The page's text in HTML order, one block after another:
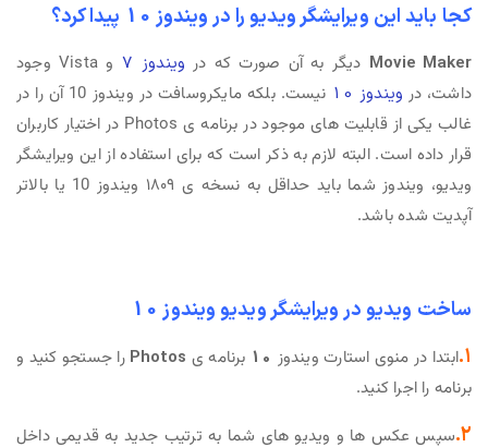
کجا باید این ویرایشگر ویدیو را در ویندوز 10 پیدا کرد؟
Movie Maker دیگر به آن صورت که در ویندوز 7
و Vista وجود
داشت، در ویندوز 10
نیست. بلکه مایکروسافت در ویندوز 10 آن را در
غالب یکی از قابلیت های موجود در برنامه ی Photos در اختیار کاربران
قرار داده است. البته لازم به ذکر است که برای استفاده از این ویرایشگر
ویدیو، ویندوز شما باید حداقل به نسخه ی ۱۸۰۹ ویندوز 10 یا بالاتر
آپدیت شده باشد.
ساخت ویدیو در ویرایشگر ویدیو ویندوز 10
۱. ابتدا در منوی استارت ویندوز 10 برنامه ی Photos را جستجو کنید و
برنامه را اجرا کنید.
۲. سپس عکس ها و ویدیو های شما به ترتیب جدید به قدیمی داخل